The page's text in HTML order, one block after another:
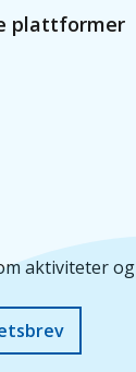
plattformer
aktiviteter og